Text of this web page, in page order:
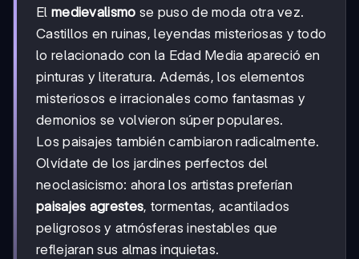
El medievalismo se puso de moda otra vez.
Castillos en ruinas, leyendas misteriosas y todo
lo relacionado con la Edad Media apareció en
pinturas y literatura. Además, los elementos
misteriosos e irracionales como fantasmas y
demonios se volvieron súper populares.
Los paisajes también cambiaron radicalmente.
Olvídate de los jardines perfectos del
neoclasicismo: ahora los artistas preferían
paisajes agrestes, tormentas, acantilados
peligrosos y atmósferas inestables que
reflejaran sus almas inquietas.